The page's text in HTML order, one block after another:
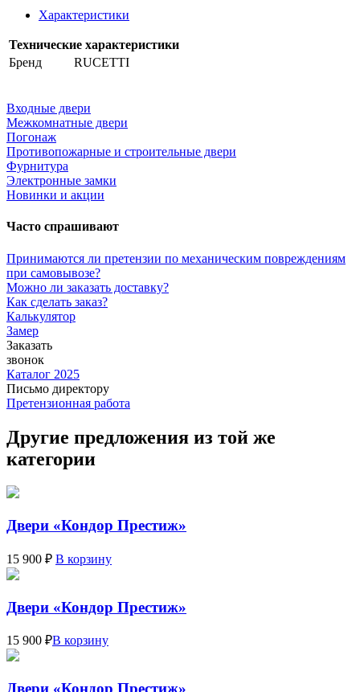
Характеристики
Технические характеристики
Бренд
RUCETTI
Входные двери
Межкомнатные двери
Погонаж
Противопожарные и строительные двери
Фурнитура
Электронные замки
Новинки и акции
Часто спрашивают
Принимаются ли претензии по механическим повреждениям
при самовывозе?
Можно ли заказать доставку?
Как сделать заказ?
Калькулятор
Замер
Заказать
звонок
Каталог 2025
Письмо директору
Претензионная работа
Другие предложения из той же
категории
Двери «Кондор Престиж»
15 900 ₽ В корзину
Двери «Кондор Престиж»
15 900 ₽В корзину
Двери «Кондор Престиж»